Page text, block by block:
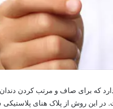
که برای صاف و مرتب کردن
این روش از پلاک هنای